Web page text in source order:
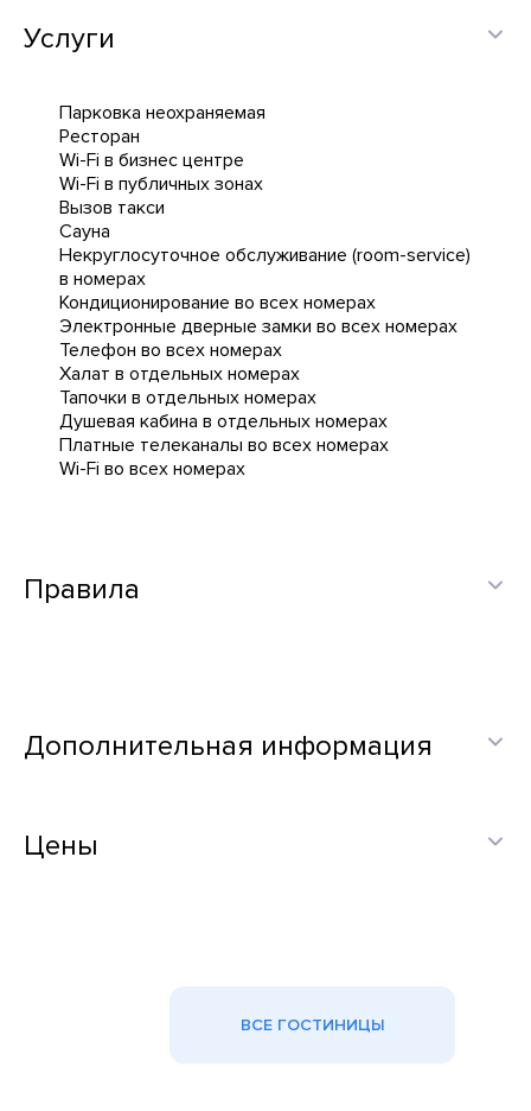
Услуги
Парковка неохраняемая
Ресторан
Wi-Fi в бизнес центре
Wi-Fi в публичных зонах
Вызов такси
Сауна
Некруглосуточное обслуживание (room-service)
в номерах
Кондиционирование во всех номерах
Электронные дверные замки во всех номерах
Телефон во всех номерах
Халат в отдельных номерах
Тапочки в отдельных номерах
Душевая кабина в отдельных номерах
Платные телеканалы во всех номерах
Wi-Fi во всех номерах
Правила
Дополнительная информация
Цены
ВСЕ ГОСТИНИЦЫ